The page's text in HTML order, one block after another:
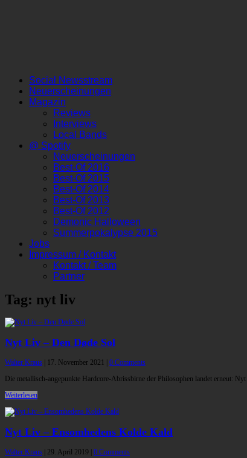
Social Newsstream
Neuerscheinungen
Magazin
Reviews
Interviews
Local Bands
@ Spotify
Neuerscheinungen
Best-Of 2016
Best-Of 2015
Best-Of 2014
Best-Of 2013
Best-Of 2012
Demonic Halloween
Summerpokalypse 2015
Jobs
Impressum / Kontakt
Kontakt / Team
Partner
Tag: nyt liv
Nyt Liv – Den Døde Sol
Walter Kraus 17. November 2021
0 Comments
Die metallisch-angepunkte Hardcore-Abrissbirne der Philosophen landet erneut:
Weiterlesen
Nyt Liv – Ensomhedens Kolde Kald
Walter Kraus 29. April 2019
0 Comments